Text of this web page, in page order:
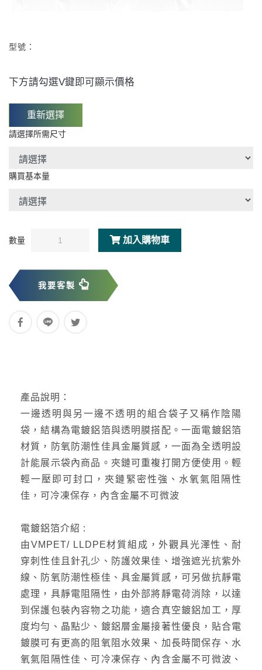
型號：
下方請勾選V鍵即可顯示價格
重新選擇
請選擇所需尺寸
購買基本量
數量 加入購物車
我要客製
產品說明：
一邊透明與另一邊不透明的組合袋子又稱作陰陽
袋，結構為電鍍鋁箔與透明膜搭配。一面電鍍鋁箔
材質，防氧防潮性佳具金屬質感，一面為全透明設
計能展示袋內商品。夾鏈可重複打開方便使用。輕
輕一壓即可封口，夾鏈緊密性強、水氧氣阻隔性
佳，可冷凍保存，內含金屬不可微波
電鍍鋁箔介紹 :
由VMPET/ LLDPE材質組成，外觀具光澤性、耐
穿刺性佳且針孔少、防護效果佳、增強遮光抗紫外
線、防氧防潮性極佳、具金屬質感，可另做抗靜電
處理，具靜電阻隔性，由外部將靜電荷消除，以達
到保護包裝內容物之功能，適合真空鍍鋁加工，厚
度均勻、晶點少、鍍鋁層金屬接著性優良，貼合電
鍍膜可有更高的阻氧阻水效果、加長時間保存、水
氧氣阻隔性佳、可冷凍保存、內含金屬不可微波、